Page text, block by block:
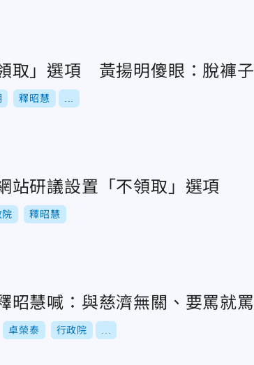
取」選項 黃揚明傻眼：脫褲
釋昭慧
站研議設置「不領取」選項
院 釋昭慧
慧喊：與慈濟無關、要罵就
卓榮泰 行政院